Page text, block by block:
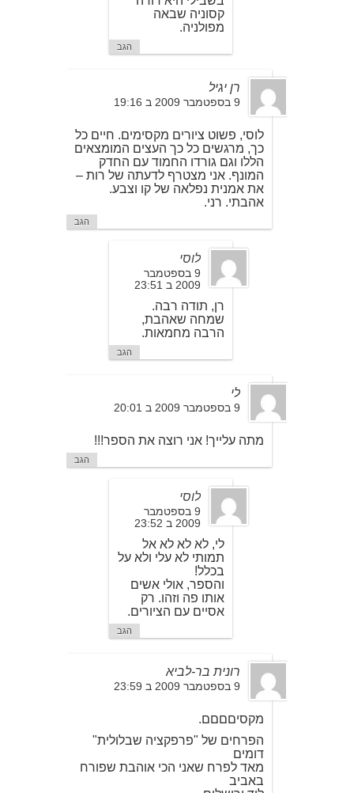
קסוניה שבאה
מפולניה.
הגב
רן יגיל
9 בספטמבר 2009 ב 19:16
לוסי, פשוט ציורים מקסימים. חיים כל
כך, מרגשים כל כך העצים המומצאים
הללו וגם גורדו החמוד עם החדק
המונף. אני מצטרף לדעתה של רות –
את אמנית נפלאה של קו וצבע.
אהבתי. רני.
הגב
לוסי
9 בספטמבר
2009 ב 23:51
רן, תודה רבה.
שמחה שאהבת,
הרבה מחמאות.
הגב
לי
9 בספטמבר 2009 ב 20:01
מתה עלייך! אני רוצה את הספר!!!
הגב
לוסי
9 בספטמבר
2009 ב 23:52
לי, לא לא לא אל
תמותי לא עלי ולא על
בכלל!
והספר, אולי אשים
אותו פה וזהו. רק
אסיים עם הציורים.
הגב
רונית בר-לביא
9 בספטמבר 2009 ב 23:59
מקסיםםםם.
הפרחים של "פרפקציה שבלולית"
דומים
מאד לפרח שאני הכי אוהבת שפורח
באביב